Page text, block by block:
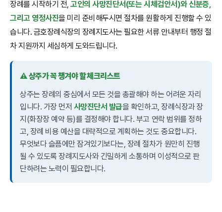
장례를 시작하기 전,고인의 사망진단서(또는 시체검안서)와 신분증,
그리고 영정사진을 미리 준비해두시면 절차를 원활하게 진행할 수 있
습니다. 금호장례식장의 장례지도사는 필요한 서류 안내부터 행정 절
차 지원까지 세심하게 도와드립니다.
⚠️ 상주가 꼭 챙겨야 할 체크리스트
상주는 장례의 중심에서 모든 것을 총괄해야 하는 어려운 자리
입니다. 가장 먼저 사망진단서 발급을 확인하고, 장례식장과 장
지(화장장 예약 등)를 결정해야 합니다. 부고 연락 범위를 정하
고, 장례 비용 예산을 대략적으로 계획하는 것도 중요합니다.
무엇보다 슬픔에만 잠겨있기보다는, 장례 절차가 원만히 진행
될 수 있도록 장례지도사와 긴밀하게 소통하며 이성적으로 판
단하려는 노력이 필요합니다.